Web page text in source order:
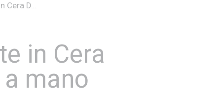
Cera D...
in Cera
mano